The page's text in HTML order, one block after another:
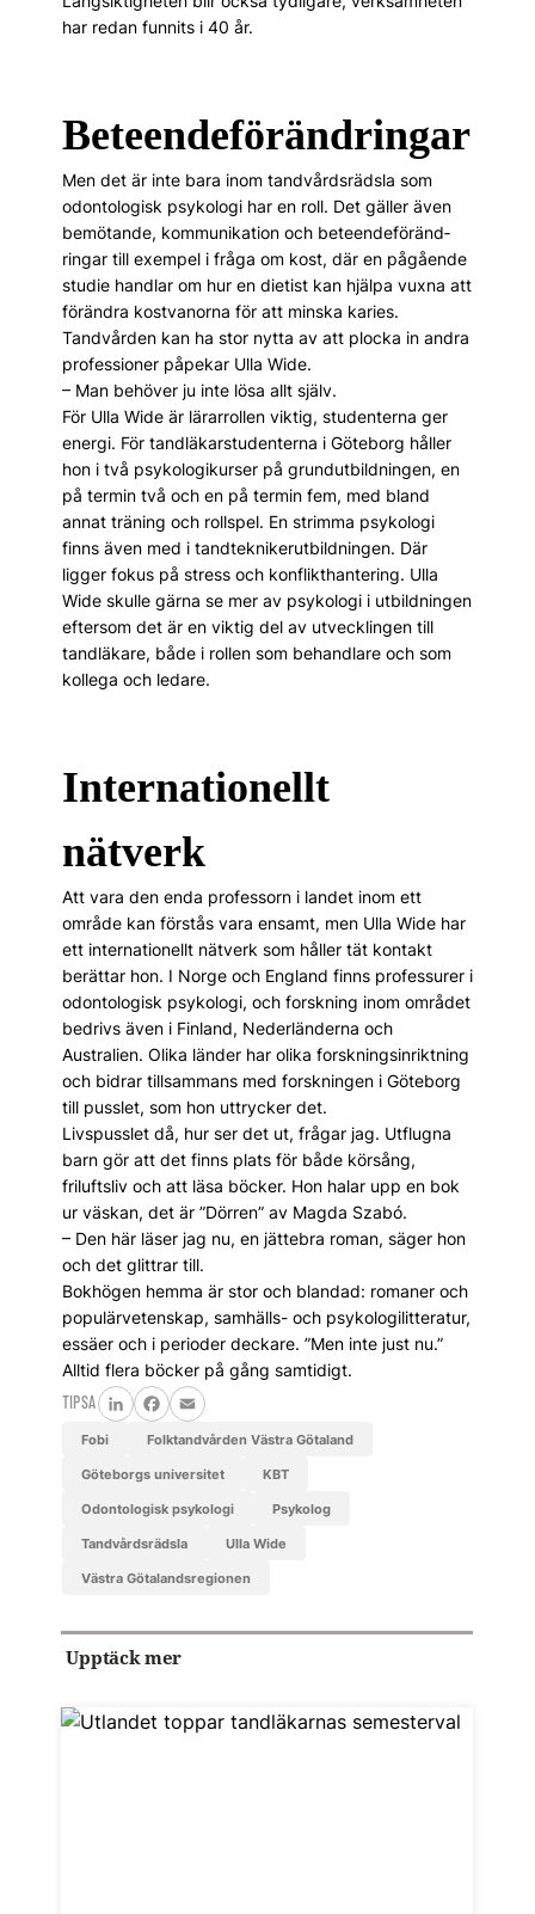
har redan funnits i 40 år.
Beteendeförändringar
Men det är inte bara inom tandvårdsrädsla som
odontologisk psykologi har en roll. Det gäller även
bemötande, kommunikation och be­teende­föränd­
ringar till exempel i fråga om kost, där en pågående
studie handlar om hur en dietist kan hjälpa vuxna att
förändra kostvanorna för att minska karies.
Tandvården kan ha stor nytta av att plocka in andra
professioner påpekar Ulla Wide.
– Man behöver ju inte lösa allt själv.
För Ulla Wide är lärarrollen viktig, studenterna ger
energi. För tandläkarstudenterna i Göteborg håller
hon i två psykologikurser på grundutbildningen, en
på termin två och en på termin fem, med bland
annat träning och rollspel. En strimma psykologi
finns även med i tandtekniker­utbild­ningen. Där
ligger fokus på stress och konflikthantering. Ulla
Wide skulle gärna se mer av psykologi i utbildningen
eftersom det är en viktig del av utvecklingen till
tandläkare, både i rollen som behandlare och som
kollega och ledare.
Internationellt
nätverk
Att vara den enda professorn i landet inom ett
område kan förstås vara ensamt, men Ulla Wide har
ett internationellt nätverk som håller tät kontakt
berättar hon. I Norge och England finns professurer i
odontologisk psykologi, och forskning inom området
bedrivs även i Finland, Nederländerna och
Australien. Olika länder har olika forskningsinriktning
och bidrar tillsammans med forskningen i Göteborg
till pusslet, som hon uttrycker det.
Livspusslet då, hur ser det ut, frågar jag. Utflugna
barn gör att det finns plats för både körsång,
friluftsliv och att läsa böcker. Hon halar upp en bok
ur väskan, det är ”Dörren” av Magda Szabó.
– Den här läser jag nu, en jättebra roman, säger hon
och det glittrar till.
Bokhögen hemma är stor och blandad: ­romaner och
populärvetenskap, samhälls- och psykologilitteratur,
essäer och i perioder deckare. ”Men inte just nu.”
Alltid flera böcker på gång samtidigt.
TIPSA
LinkedInFacebook
Email
fobi Folktandvården Västra Götaland
Göteborgs universitet KBT
odontologisk psykologi psykolog
tandvårdsrädsla Ulla Wide
Västra Götalandsregionen
Upptäck mer